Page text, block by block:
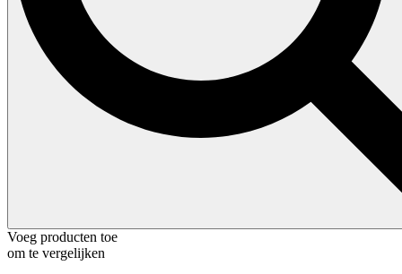
Voeg producten toe
om te vergelijken